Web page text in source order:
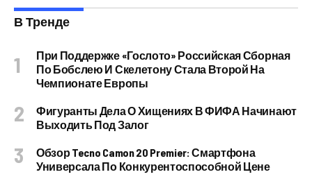
В Тренде
При Поддержке «Гослото» Российская Сборная
По Бобслею И Скелетону Стала Второй На
Чемпионате Европы
Фигуранты Дела О Хищениях В ФИФА Начинают
Выходить Под Залог
Обзор Tecno Camon 20 Premier: Смартфона
Универсала По Конкурентоспособной Цене